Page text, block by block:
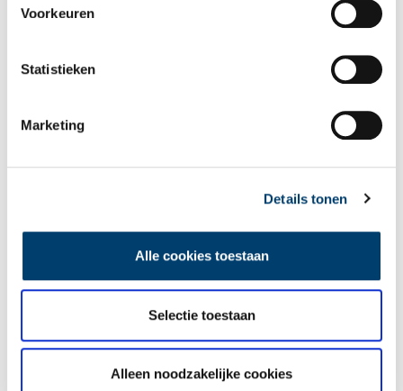
Voorkeuren
Statistieken
Marketing
Details tonen
Alle cookies toestaan
Selectie toestaan
Alleen noodzakelijke cookies
Aanvullingen
Vul deze informatie aan of geef een reactie.
Vereiste velden zijn gemarkeerd met *. Het e-mailadres wordt niet
E-mail*
Vink dit aan als u op de hoogte gehouden wil worden.